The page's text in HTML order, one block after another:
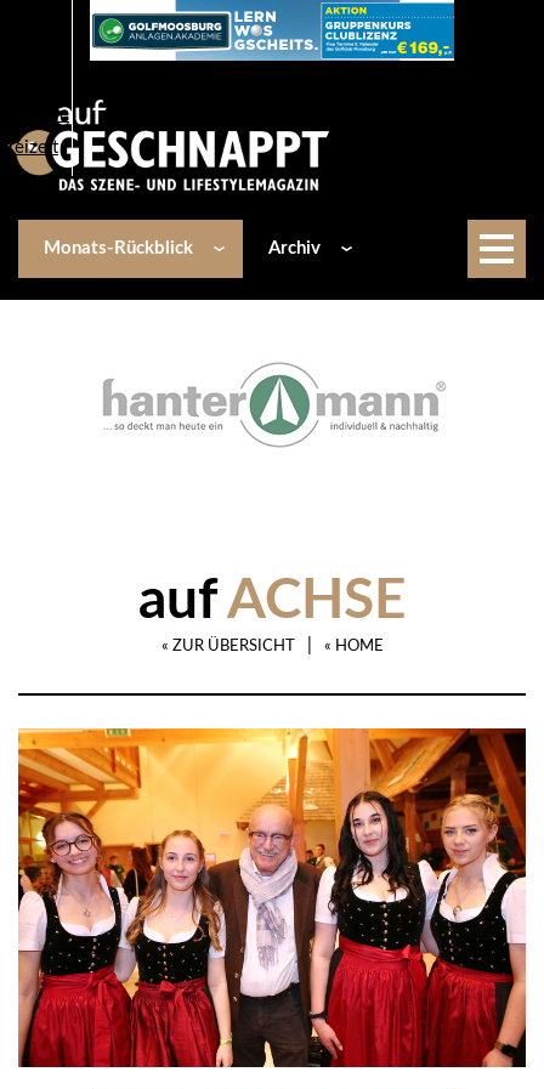
Lifestyle
Freizeit
Monats-Rückblick Archiv
aufACHSE
« ZUR ÜBERSICHT « HOME